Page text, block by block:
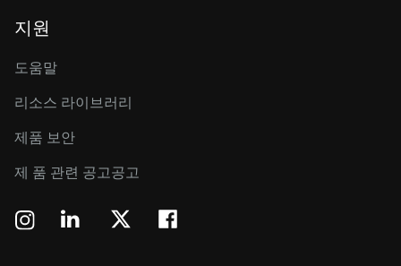
지원
도움말
리소스 라이브러리
제품 보안
제 품 관련 공고공고